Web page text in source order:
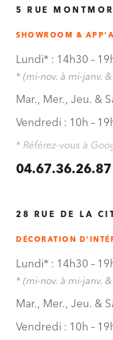
5 RUE
SHOWROOM &
Lundi* : 14h30 –
* (mi-nov. à mi-janv.
Mar., Mer., Jeu. &
Vendredi : 10h –
* Référez-vous à
04.67.36.26.87
28 RUE DE LA
DÉCORATION
Lundi* : 14h30 –
* (mi-nov. à mi-janv.
Mar., Mer., Jeu. &
Vendredi : 10h –